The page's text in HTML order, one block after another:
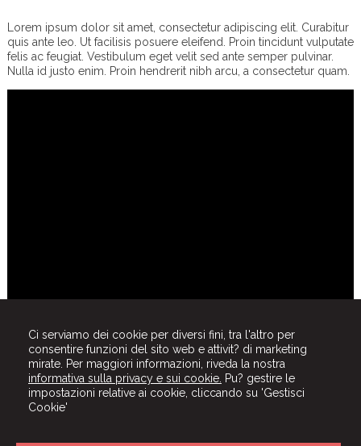
Ci serviamo dei cookie per diversi fini, tra l'altro per
consentire funzioni del sito web e attivit? di marketing
mirate. Per maggiori informazioni, riveda la nostra
informativa sulla privacy e sui cookie. Pu? gestire le
impostazioni relative ai cookie, cliccando su 'Gestisci
Cookie'
Lorem ipsum dolor sit amet, consectetur adipiscing elit. Curabitur
quis ante leo. Ut facilisis posuere eleifend. Proin tincidunt vulputate
felis ac feugiat. Vestibulum eget velit sed ante semper pulvinar.
Nulla id justo enim. Proin hendrerit nibh arcu, a consectetur quam.